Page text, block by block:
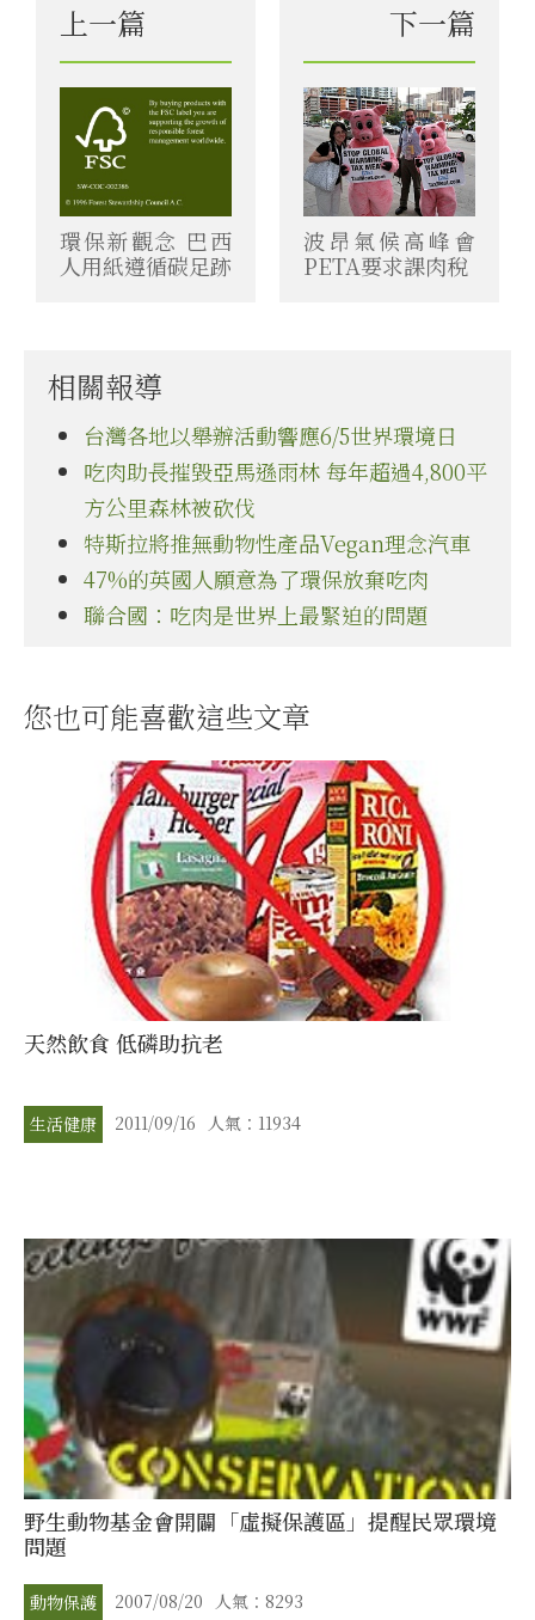
上一篇
環保新觀念 巴西
人用紙遵循碳足跡
下一篇
波昂氣候高峰會
PETA要求課肉稅
相關報導
台灣各地以舉辦活動響應6/5世界環境日
吃肉助長摧毀亞馬遜雨林 每年超過4,800平
方公里森林被砍伐
特斯拉將推無動物性產品Vegan理念汽車
47%的英國人願意為了環保放棄吃肉
聯合國：吃肉是世界上最緊迫的問題
您也可能喜歡這些文章
天然飲食 低磷助抗老
生活健康 2011/09/16 人氣：11934
野生動物基金會開闢「虛擬保護區」提醒民眾環境
問題
動物保護 2007/08/20 人氣：8293